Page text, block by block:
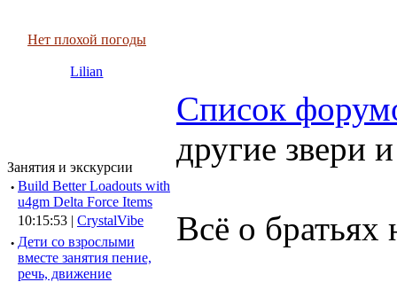
Нет плохой погоды
Lilian
Занятия и экскурсии
· Build Better Loadouts with
u4gm Delta Force Items
10:15:53 | CrystalVibe
· Дети со взрослыми
вместе занятия пение,
речь, движение
Список
другие звери
Всё о